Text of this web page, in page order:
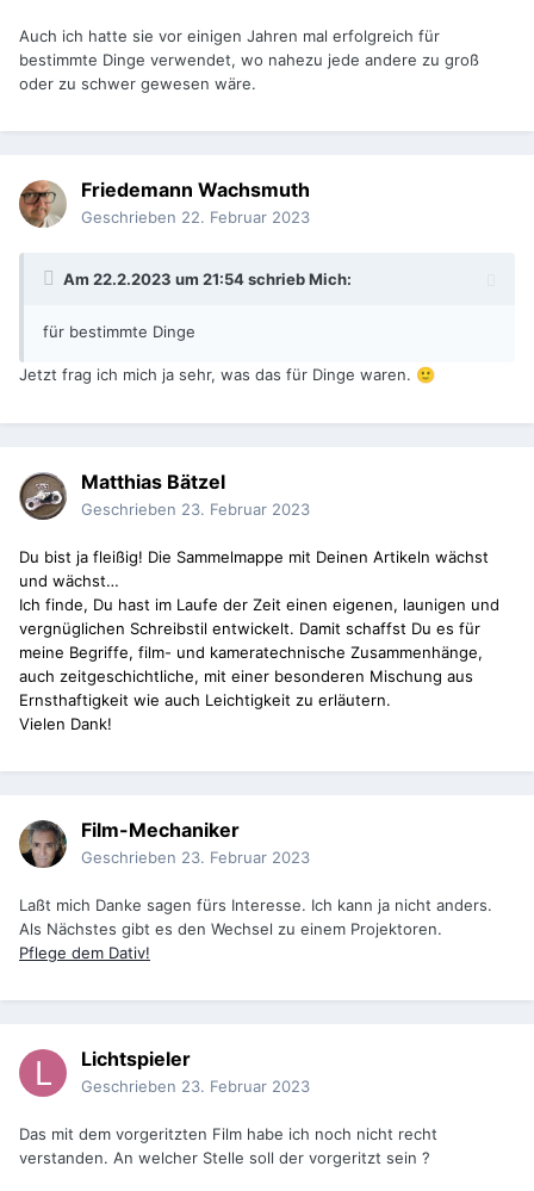
Auch ich hatte sie vor einigen Jahren mal erfolgreich für
bestimmte Dinge verwendet, wo nahezu jede andere zu groß
oder zu schwer gewesen wäre.
Friedemann Wachsmuth
Geschrieben 22. Februar 2023
Am 22.2.2023 um 21:54 schriebMich:
für bestimmte Dinge
Jetzt frag ich mich ja sehr, was das für Dinge waren. 🙂
Matthias Bätzel
Geschrieben 23. Februar 2023
Du bist ja fleißig! Die Sammelmappe mit Deinen Artikeln wächst
und wächst…
Ich finde, Du hast im Laufe der Zeit einen eigenen, launigen und
vergnüglichen Schreibstil entwickelt. Damit schaffst Du es für
meine Begriffe, film- und kameratechnische Zusammenhänge,
auch zeitgeschichtliche, mit einer besonderen Mischung aus
Ernsthaftigkeit wie auch Leichtigkeit zu erläutern.
Vielen Dank!
Film-Mechaniker
Geschrieben 23. Februar 2023
Laßt mich Danke sagen fürs Interesse. Ich kann ja nicht anders.
Als Nächstes gibt es den Wechsel zu einem Projektoren.
Pflege dem Dativ!
Lichtspieler
Geschrieben 23. Februar 2023
Das mit dem vorgeritzten Film habe ich noch nicht recht
verstanden. An welcher Stelle soll der vorgeritzt sein ?